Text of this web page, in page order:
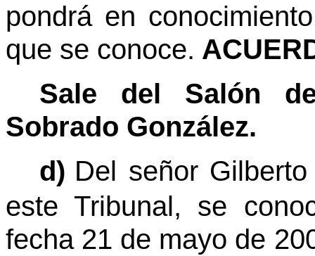
pondrá en
que se conoce.
Sale del Salón
Sobrado González.
d) Del señor
este Tribunal, se
fecha 21 de mayo de